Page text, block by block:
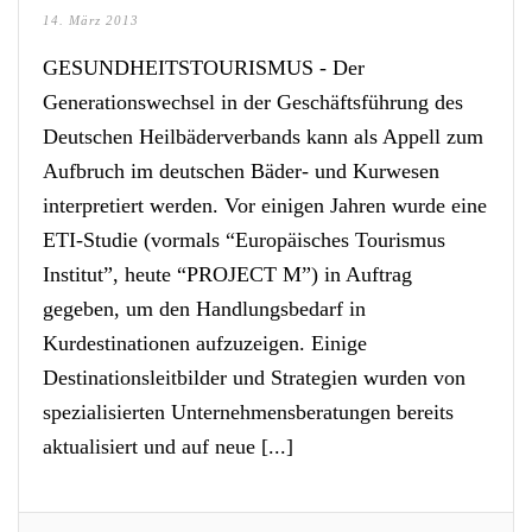
14. März 2013
GESUNDHEITSTOURISMUS - Der
Generationswechsel in der Geschäftsführung des
Deutschen Heilbäderverbands kann als Appell zum
Aufbruch im deutschen Bäder- und Kurwesen
interpretiert werden. Vor einigen Jahren wurde eine
ETI-Studie (vormals “Europäisches Tourismus
Institut”, heute “PROJECT M”) in Auftrag
gegeben, um den Handlungsbedarf in
Kurdestinationen aufzuzeigen. Einige
Destinationsleitbilder und Strategien wurden von
spezialisierten Unternehmensberatungen bereits
aktualisiert und auf neue [...]